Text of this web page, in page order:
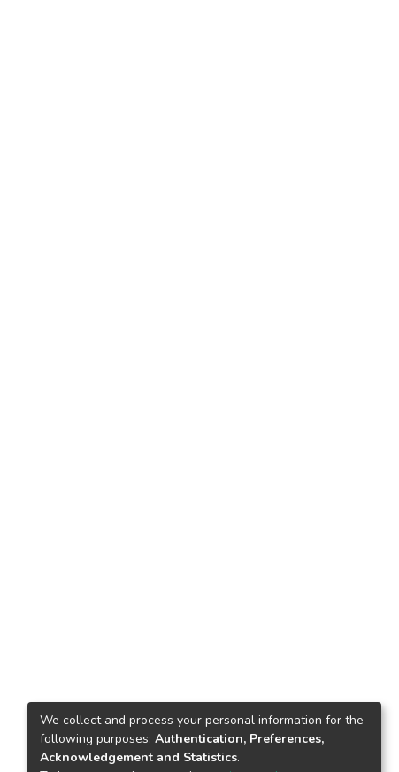
We collect and process your personal information for the
following purposes: Authentication, Preferences,
Acknowledgement and Statistics.